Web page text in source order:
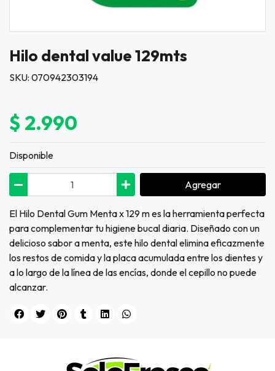
Hilo dental value 129mts
SKU: 070942303194
$ 2.990
Disponible
Agregar
El Hilo Dental Gum Menta x 129 m es la herramienta perfecta
para complementar tu higiene bucal diaria. Diseñado con un
delicioso sabor a menta, este hilo dental elimina eficazmente
los restos de comida y la placa acumulada entre los dientes y
a lo largo de la línea de las encías, donde el cepillo no puede
alcanzar.